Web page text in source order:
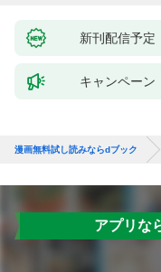
新刊配信予定
キャンペーン
漫画無料試し読みならdブック
アプリな